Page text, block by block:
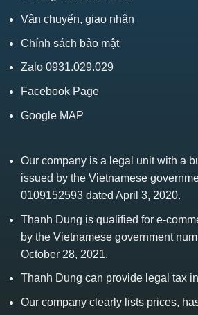
Vận chuyển, giao nhận
Chính sách bảo mật
Zalo 0931.029.029
Facebook Page
Google MAP
Our company is a legal unit with a
issued by the Vietnamese
0109152593 dated April 3, 2020.
Thanh Dung is qualified for e-
by the Vietnamese government
October 28, 2021.
Thanh Dung can provide legal tax
Our company clearly lists prices,